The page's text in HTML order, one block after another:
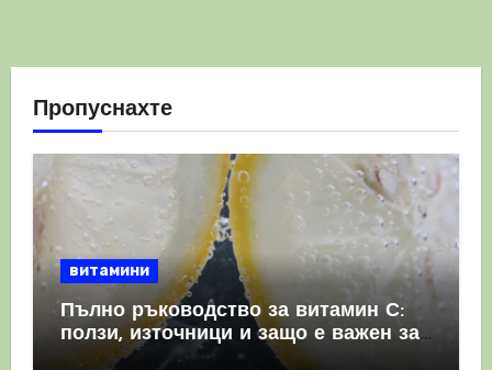
Пропуснахте
витамини
Пълно ръководство за витамин С:
ползи, източници и защо е важен за
имунната система